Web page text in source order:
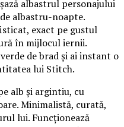
albastrul personajului
albastru-noapte.
exact pe gustul
în mijlocul iernii.
de brad și ai instant o
lui Stitch.
alb și argintiu, cu
Minimalistă, curată,
lui. Funcționează